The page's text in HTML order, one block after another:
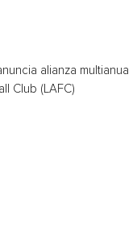
alianza multianual
Club (LAFC)